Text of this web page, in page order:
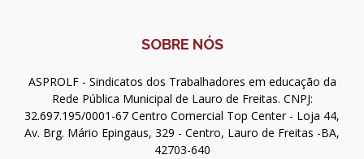
SOBRE NÓS
ASPROLF - Sindicatos dos Trabalhadores em educação da
Rede Pública Municipal de Lauro de Freitas. CNPJ:
32.697.195/0001-67 Centro Comercial Top Center - Loja 44,
Av. Brg. Mário Epingaus, 329 - Centro, Lauro de Freitas -BA,
42703-640